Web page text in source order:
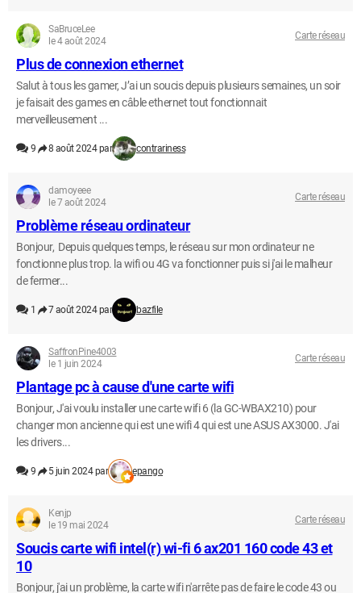
SaBruceLee
le 4 août 2024
Carte réseau
Plus de connexion ethernet
Salut à tous les gamer, J’ai un soucis depuis plusieurs semaines, un soir
je faisait des games en câble ethernet tout fonctionnait
merveilleusement ...
9 8 août 2024 par contrariness
damoyeee
le 7 août 2024
Carte réseau
Problème réseau ordinateur
Bonjour, Depuis quelques temps, le réseau sur mon ordinateur ne
fonctionne plus trop. la wifi ou 4G va fonctionner puis si j'ai le malheur
de fermer...
1 7 août 2024 par bazfile
SaffronPine4003
le 1 juin 2024
Carte réseau
Plantage pc à cause d'une carte wifi
Bonjour, J'ai voulu installer une carte wifi 6 (la GC-WBAX210) pour
changer mon ancienne qui est une wifi 4 qui est une ASUS AX3000. J'ai
les drivers...
9 5 juin 2024 par epango
Kenjp
le 19 mai 2024
Carte réseau
Soucis carte wifi intel(r) wi-fi 6 ax201 160 code 43 et
10
Bonjour, j'ai un problème, la carte wifi n'arrête pas de faire le code 43 ou